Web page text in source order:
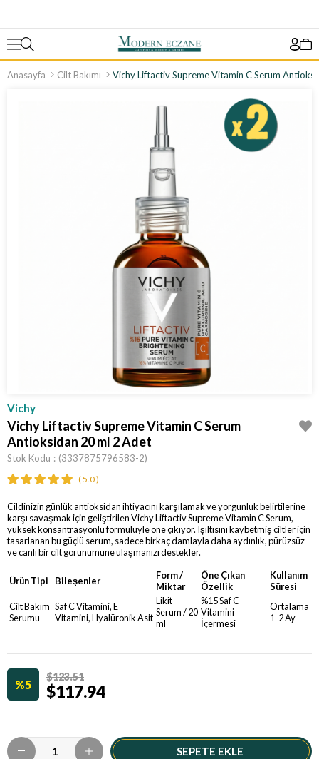
Anasayfa Cilt Bakımı
Vichy
Vichy Liftactiv Supreme Vitamin C Serum
Antioksidan 20 ml 2 Adet
Stok Kodu (3337875796583-2)
5.0
Cildinizin günlük antioksidan ihtiyacını karşılamak ve yorgunluk belirtilerine
karşı savaşmak için geliştirilen Vichy Liftactiv Supreme Vitamin C Serum,
yüksek konsantrasyonlu formülüyle öne çıkıyor. Işıltısını kaybetmiş ciltler için
tasarlanan bu güçlü serum, sadece birkaç damlayla daha aydınlık, pürüzsüz
ve canlı bir cilt görünümüne ulaşmanızı destekler.
Ürün Tipi Bileşenler
Form /
Miktar
Öne Çıkan
Özellik
Kullanım
Süresi
Cilt Bakım
Serumu
Saf C Vitamini, E
Vitamini, Hyalüronik Asit
Likit
Serum / 20
ml
%15 Saf C
Vitamini
İçermesi
Ortalama
1-2 Ay
5
$123.51
$117.94